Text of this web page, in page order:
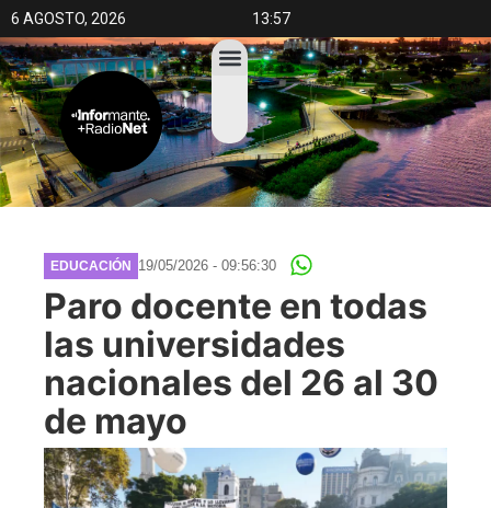
6 AGOSTO, 2026 13:57
EDUCACIÓN 19/05/2026 - 09:56:30
Paro docente en todas
las universidades
nacionales del 26 al 30
de mayo